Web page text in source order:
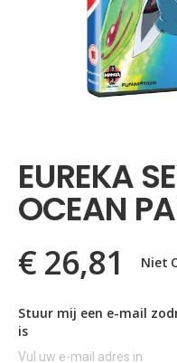
begin
van
de
afbeeldingen-
EUREKA
OCEAN
€ 26,81 Niet
Stuur mij een e-mail
is